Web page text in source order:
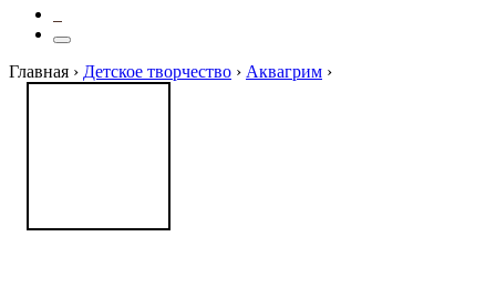
Главная › Детское творчество › Аквагрим ›